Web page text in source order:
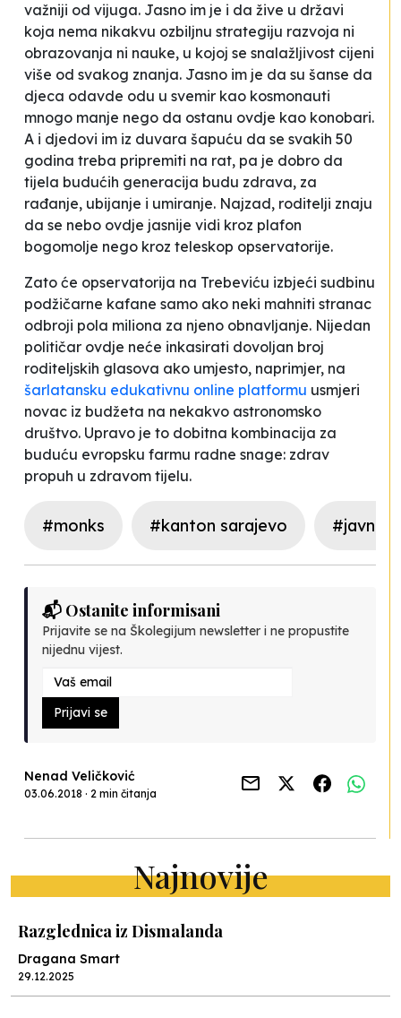
važniji od vijuga. Jasno im je i da žive u državi
koja nema nikakvu ozbiljnu strategiju razvoja ni
obrazovanja ni nauke, u kojoj se snalažljivost cijeni
više od svakog znanja. Jasno im je da su šanse da
djeca odavde odu u svemir kao kosmonauti
mnogo manje nego da ostanu ovdje kao konobari.
A i djedovi im iz duvara šapuću da se svakih 50
godina treba pripremiti na rat, pa je dobro da
tijela budućih generacija budu zdrava, za
rađanje, ubijanje i umiranje. Najzad, roditelji znaju
da se nebo ovdje jasnije vidi kroz plafon
bogomolje nego kroz teleskop opservatorije.
Zato će opservatorija na Trebeviću izbjeći sudbinu
podžičarne kafane samo ako neki mahniti stranac
odbroji pola miliona za njeno obnavljanje. Nijedan
političar ovdje neće inkasirati dovoljan broj
roditeljskih glasova ako umjesto, naprimjer, na
šarlatansku edukativnu online platformu usmjeri
novac iz budžeta na nekakvo astronomsko
društvo. Upravo je to dobitna kombinacija za
buduću evropsku farmu radne snage: zdrav
propuh u zdravom tijelu.
#monks #kanton sarajevo #javne
📬 Ostanite informisani
Prijavite se na Školegijum newsletter i ne propustite
nijednu vijest.
Prijavi se
Nenad Veličković
03.06.2018 · 2 min čitanja
Najnovije
Razglednica iz Dismalanda
Dragana Smart
29.12.2025